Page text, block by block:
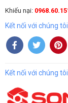
Khiếu nại:
Kết nối với chúng tôi
Kết nối với chúng tôi